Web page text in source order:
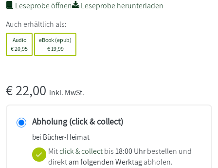
Leseprobe öffnen
Leseprobe herunterladen
Auch erhältlich als:
Audio
€20,95
eBook (epub)
€19,99
€22,00 inkl. MwSt.
Abholung (click & collect)
bei Bücher-Heimat
Mitclick & collect bis18:00 Uhrbestellen und
direktam folgenden Werktagabholen.